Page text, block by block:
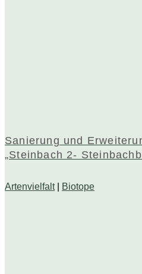
Sanierung und
„Steinbach 2-
Artenvielfalt| Biotope